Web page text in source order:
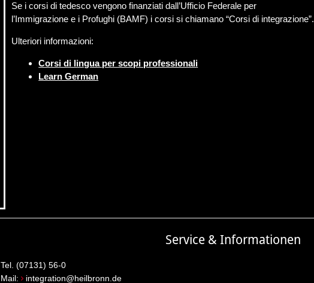
Se i corsi di tedesco vengono finanziati dall’Ufficio Federale per
l’Immigrazione e i Profughi (BAMF) i corsi si chiamano “Corsi di integrazione”.
Ulteriori informazioni:
Corsi di lingua per scopi professionali
Learn German
Tel. (07131) 56-0
Mail:
integration@heilbronn.de
Service & Informationen